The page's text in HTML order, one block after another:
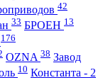
42
33 БРОЕН 13
176
OZNA 38 Завод
10 Константа - 2